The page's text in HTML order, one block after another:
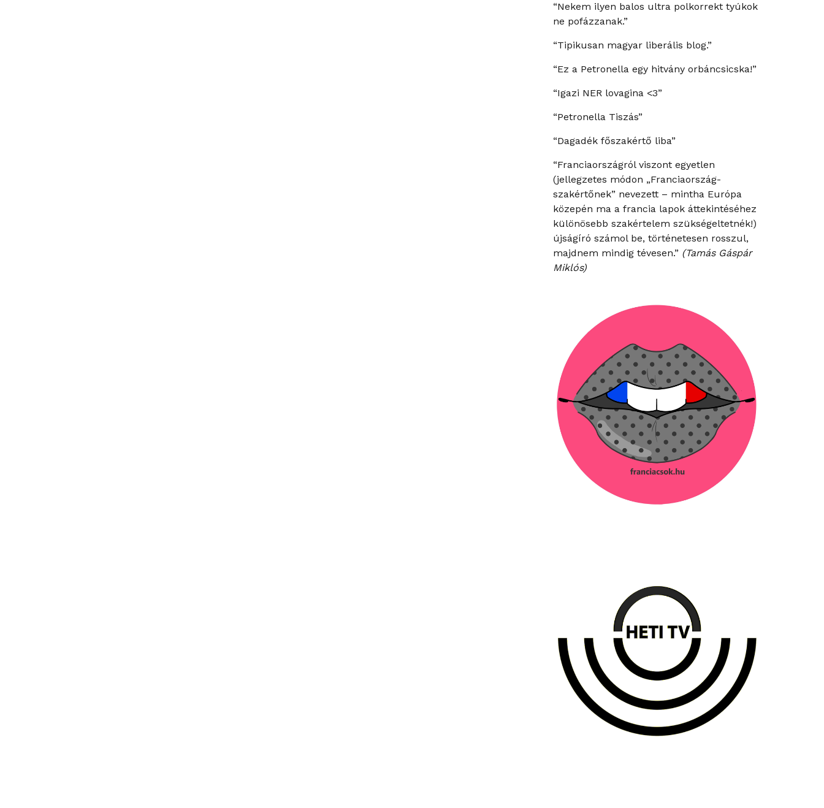
“Nekem ilyen balos ultra polkorrekt tyúkok
ne pofázzanak.”
“Tipikusan magyar liberális blog.”
“Ez a Petronella egy hitvány orbáncsicska!”
“Igazi NER lovagina <3”
“Petronella Tiszás”
“Dagadék főszakértő liba”
“Franciaországról viszont egyetlen
(jellegzetes módon „Franciaország-
szakértőnek” nevezett – mintha Európa
közepén ma a francia lapok áttekintéséhez
különösebb szakértelem szükségeltetnék!)
újságíró számol be, történetesen rosszul,
majdnem mindig tévesen.” (Tamás Gáspár
Miklós)